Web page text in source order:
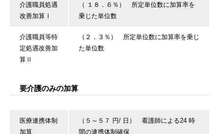
介護職員処遇
改善加算Ⅰ
（ １８．６％） 所定単位数に加算率を
乗じた単位数
介護職員等特
定処遇改善加
算Ⅱ
（２．３％） 所定単位数に加算率を乗じ
た単位数
要介護のみの加算
医療連携体制
加算
（５～５７ 円/ 日） 看護師による24 時
間の連携体制確保